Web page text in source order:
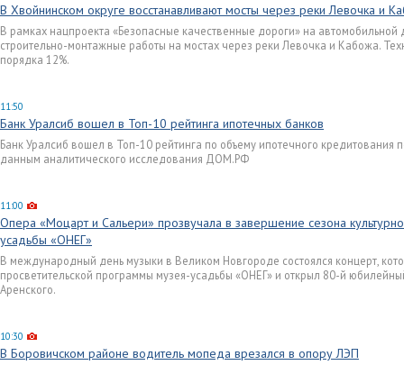
В Хвойнинском округе восстанавливают мосты через реки Левочка и
В рамках нацпроекта «Безопасные качественные дороги» на
строительно-монтажные работы на мостах через реки Левочка и Кабожа.
порядка 12%.
11:50
Банк Уралсиб вошел в Топ-10 рейтинга ипотечных банков
Банк Уралсиб вошел в Топ-10 рейтинга по объему ипотечного кредитования
данным аналитического исследования ДОМ.РФ
11:00
Опера «Моцарт и Сальери» прозвучала в завершение сезона
усадьбы «ОНЕГ»
В международный день музыки в Великом Новгороде состоялся концерт,
просветительской программы музея-усадьбы «ОНЕГ» и открыл 80-й
Аренского.
10:30
В Боровичском районе водитель мопеда врезался в опору ЛЭП